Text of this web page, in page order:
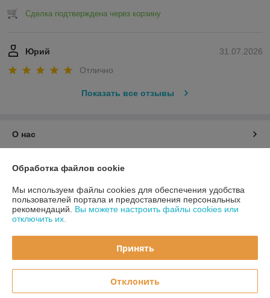
Сделка подтверждена через корзину
31.07.2026
Юрий
Отлично
Показать все отзывы
О нас
Контакты
Доставка и оплата
График работы
Политика обработки cookies
Обработка файлов cookie
Мы используем файлы cookies для обеспечения удобства
пользователей портала и предоставления персональных
рекомендаций. Вы можете настроить файлы cookies или
отключить их.
Принять
Отклонить